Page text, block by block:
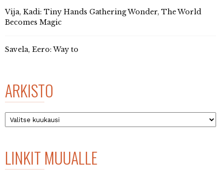
Vija, Kadi: Tiny Hands Gathering Wonder, The World
Becomes Magic
Savela, Eero: Way to
ARKISTO
Arkisto
LINKIT MUUALLE